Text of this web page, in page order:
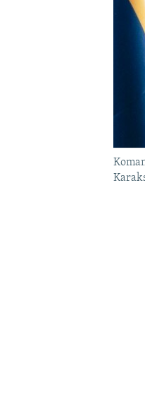
TRI DECENIJE OD RATA U BIH
NASTANAK I RASPAD